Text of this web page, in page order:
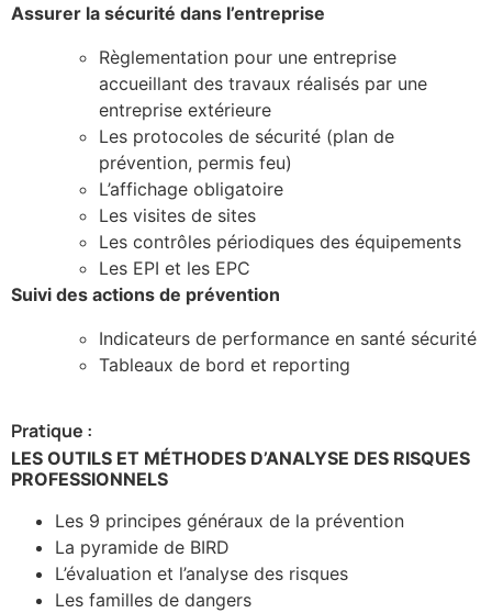
Assurer la sécurité dans l’entreprise
Règlementation pour une entreprise
accueillant des travaux réalisés par une
entreprise extérieure
Les protocoles de sécurité (plan de
prévention, permis feu)
L’affichage obligatoire
Les visites de sites
Les contrôles périodiques des équipements
Les EPI et les EPC
Suivi des actions de prévention
Indicateurs de performance en santé sécurité
Tableaux de bord et reporting
Pratique :
LES OUTILS ET MÉTHODES D’ANALYSE DES RISQUES
PROFESSIONNELS
Les 9 principes généraux de la prévention
La pyramide de BIRD
L’évaluation et l’analyse des risques
Les familles de dangers